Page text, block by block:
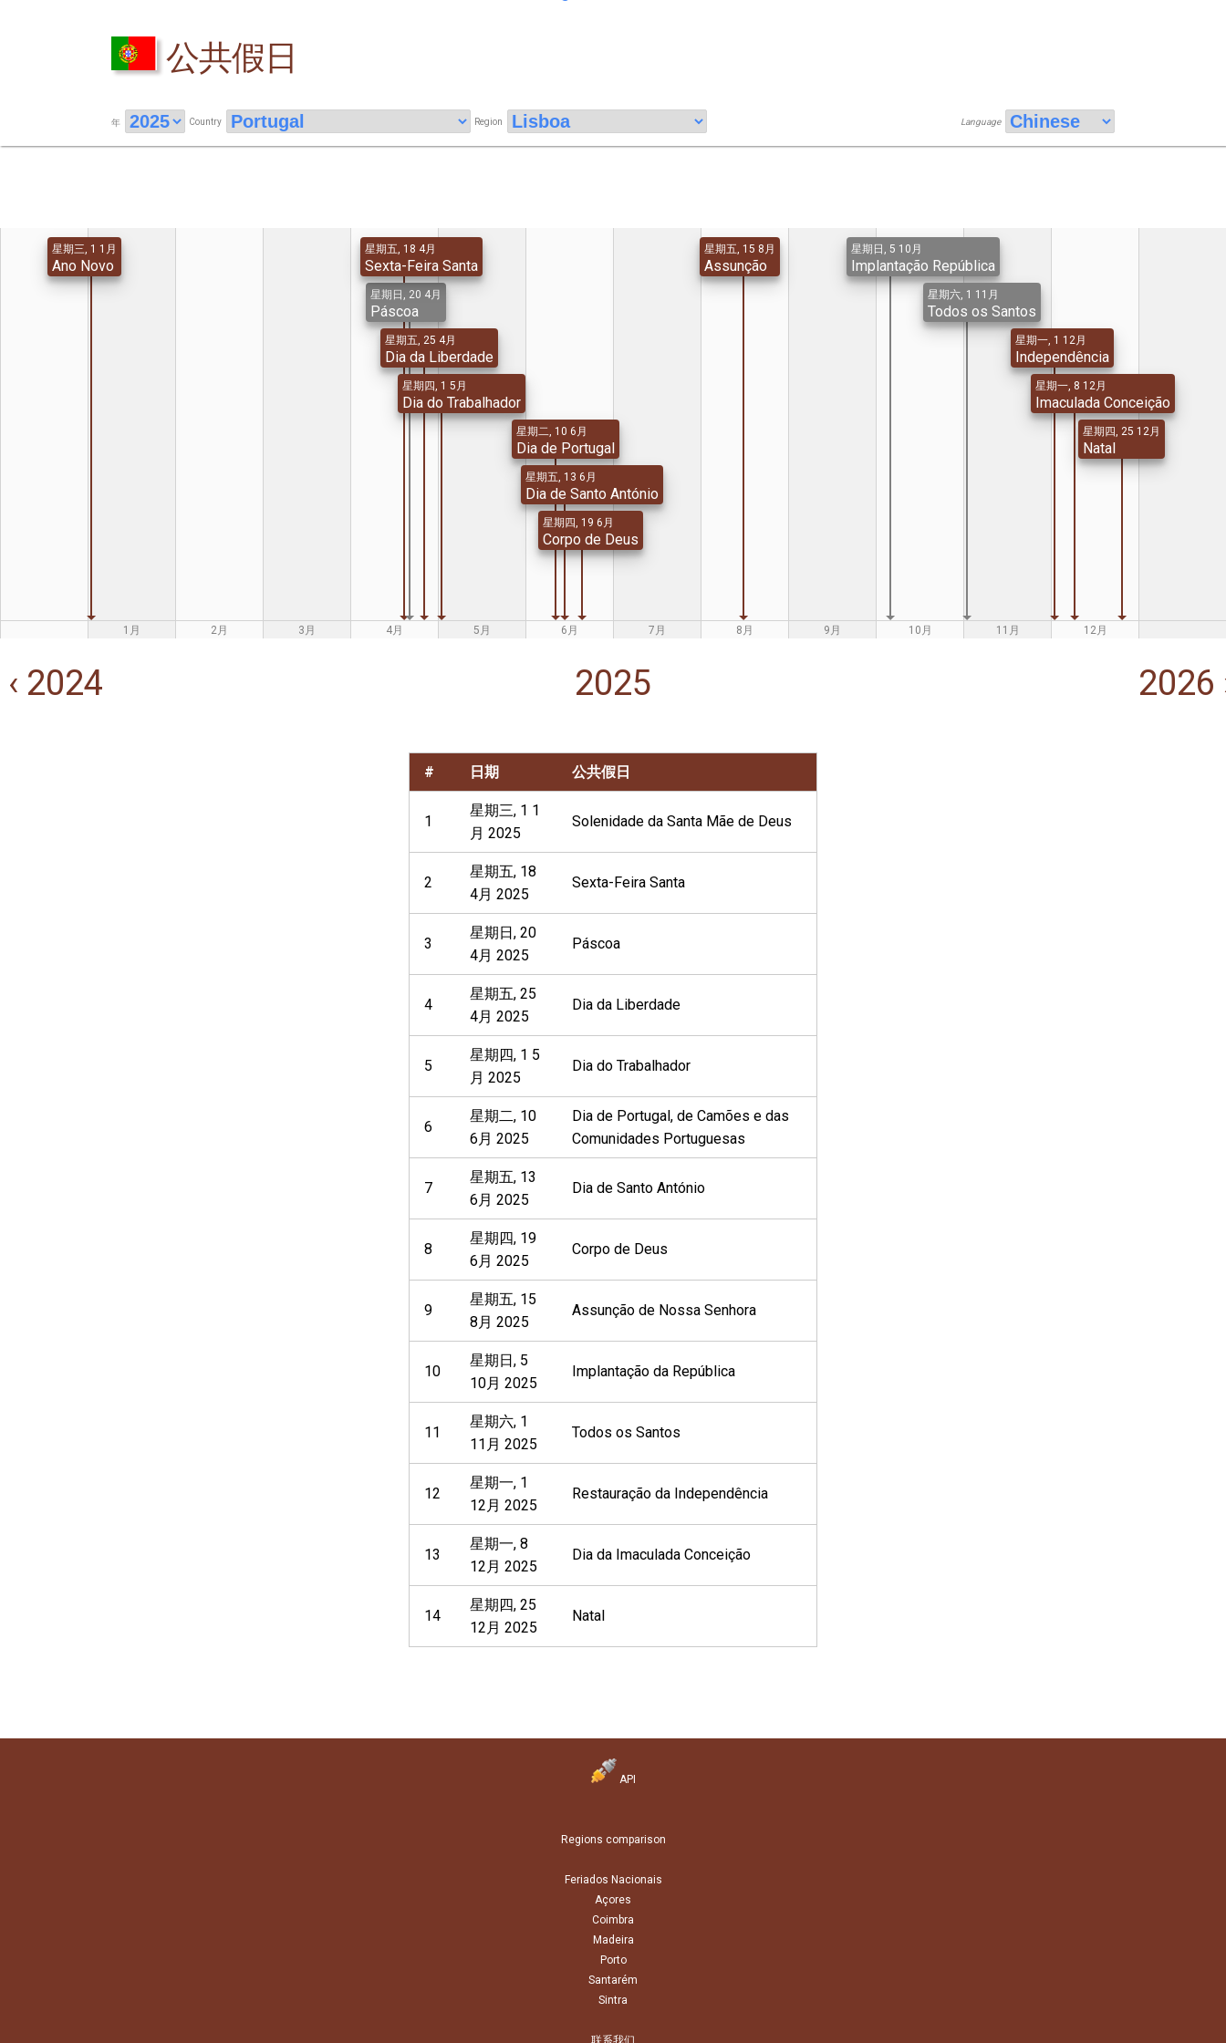
公共假日
年 Country Region Language
星期三, 1 1月
Ano Novo
星期五, 18 4月
Sexta-Feira Santa
星期日, 20 4月
Páscoa
星期五, 25 4月
Dia da Liberdade
星期四, 1 5月
Dia do Trabalhador
星期二, 10 6月
Dia de Portugal
星期五, 13 6月
Dia de Santo António
星期四, 19 6月
Corpo de Deus
星期五, 15 8月
Assunção
星期日, 5 10月
Implantação República
星期六, 1 11月
Todos os Santos
星期一, 1 12月
Independência
星期一, 8 12月
Imaculada Conceição
星期四, 25 12月
Natal
1月 2月 3月 4月 5月 6月 7月 8月 9月 10月 11月 12月
‹ 2024 2025 2026
# 日期 公共假日
1
星期三, 1 1
月 2025
Solenidade da Santa Mãe de Deus
2
星期五, 18
4月 2025
Sexta-Feira Santa
3
星期日, 20
4月 2025
Páscoa
4
星期五, 25
4月 2025
Dia da Liberdade
5
星期四, 1 5
月 2025
Dia do Trabalhador
6
星期二, 10
6月 2025
Dia de Portugal, de Camões e das
Comunidades Portuguesas
7
星期五, 13
6月 2025
Dia de Santo António
8
星期四, 19
6月 2025
Corpo de Deus
9
星期五, 15
8月 2025
Assunção de Nossa Senhora
10
星期日, 5
10月 2025
Implantação da República
11
星期六, 1
11月 2025
Todos os Santos
12
星期一, 1
12月 2025
Restauração da Independência
13
星期一, 8
12月 2025
Dia da Imaculada Conceição
14
星期四, 25
12月 2025
Natal
API
Regions comparison
Feriados Nacionais
Açores
Coimbra
Madeira
Porto
Santarém
Sintra
联系我们